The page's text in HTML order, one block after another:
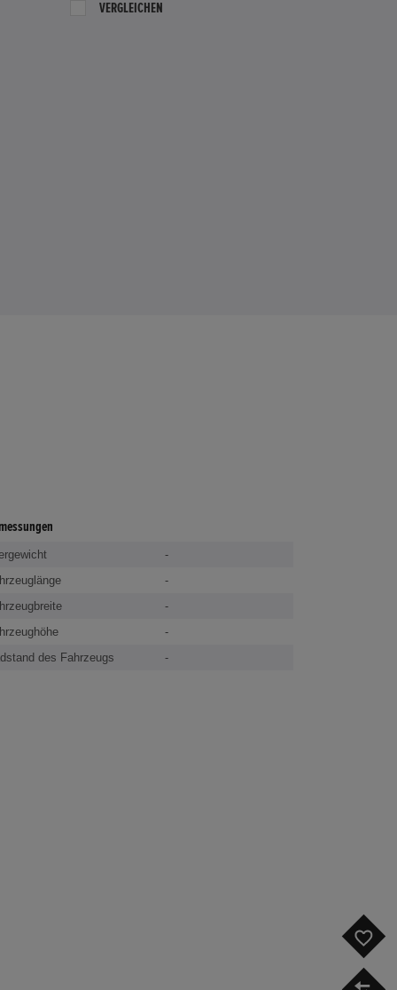
VERGLEICHEN
-
-
-
-
des Fahrzeugs
-